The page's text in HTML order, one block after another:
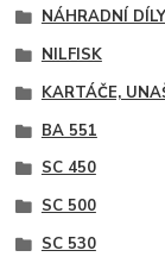
NÁHRADNÍ DÍLY
NILFISK
KARTÁČE,
BA 551
SC 450
SC 500
SC 530